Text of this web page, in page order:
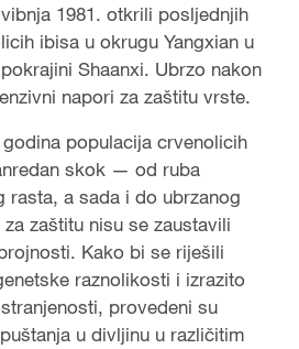
1981. otkrili posljednjih
ibisa u okrugu Yangxian u
Shaanxi. Ubrzo nakon
napori za zaštitu vrste.
populacija crvenolicih
skok — od ruba
rasta, a sada i do ubrzanog
zaštitu nisu se zaustavili
Kako bi se riješili
raznolikosti i izrazito
provedeni su
u divljinu u različitim